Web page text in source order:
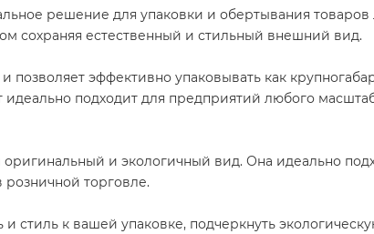
решение для упаковки и обертывания
сохраняя естественный и стильный внешний вид.
позволяет эффективно упаковывать как
подходит для предприятий любого
и экологичный вид. Она идеально
розничной торговле.
стиль к вашей упаковке, подчеркнуть